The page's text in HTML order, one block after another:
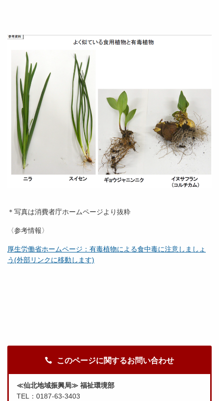
＊写真は消費者庁ホームページより抜粋
〈参考情報〉
厚生労働省ホームページ：有毒植物による食中毒に注意しましょ
う(外部リンクに移動します)
このページに関するお問い合わせ
≪仙北地域振興局≫ 福祉環境部
TEL：0187-63-3403